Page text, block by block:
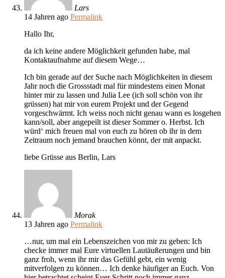
Lars
14 Jahren ago Permalink
Hallo Ihr,
da ich keine andere Möglichkeit gefunden habe, mal
Kontaktaufnahme auf diesem Wege…
Ich bin gerade auf der Suche nach Möglichkeiten in diesem
Jahr noch die Grossstadt mal für mindestens einen Monat
hinter mir zu lassen und Julia Lee (ich soll schön von ihr
grüssen) hat mir von eurem Projekt und der Gegend
vorgeschwärmt. Ich weiss noch nicht genau wann es losgehen
kann/soll, aber angepeilt ist dieser Sommer o. Herbst. Ich
würd‘ mich freuen mal von euch zu hören ob ihr in dem
Zeitraum noch jemand brauchen könnt, der mit anpackt.
liebe Grüsse aus Berlin, Lars
Morak
13 Jahren ago Permalink
…nur, um mal ein Lebenszeichen von mir zu geben: Ich
checke immer mal Eure virtuellen Lautäußerungen und bin
ganz froh, wenn ihr mir das Gefühl gebt, ein wenig
mitverfolgen zu können… Ich denke häufiger an Euch. Von